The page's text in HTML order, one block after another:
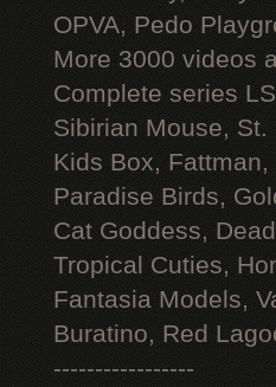
OPVA, Pedo
More 3000 videos
Complete series
Sibirian Mouse,
Kids Box,
Paradise Birds,
Cat Goddess,
Tropical Cuties,
Fantasia Models,
Buratino, Red
-----------------